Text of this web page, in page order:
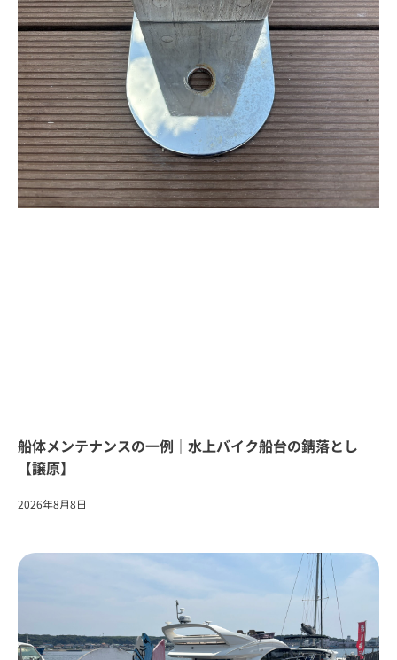
船体メンテナンスの一例｜水上バイク船台の錆落とし
【譲原】
2026年8月8日